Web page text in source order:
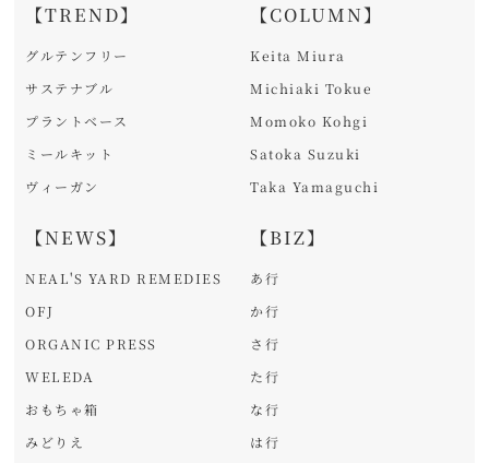
【TREND】
グルテンフリー
サステナブル
プラントベース
ミールキット
ヴィーガン
【NEWS】
NEAL'S YARD REMEDIES
OFJ
ORGANIC PRESS
WELEDA
おもちゃ箱
みどりえ
【COLUMN】
Keita Miura
Michiaki Tokue
Momoko Kohgi
Satoka Suzuki
Taka Yamaguchi
【BIZ】
あ行
か行
さ行
た行
な行
は行